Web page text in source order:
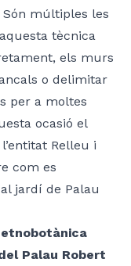
múltiples les
tècnica
els murs
o delimitar
per a moltes
ocasió el
Relleu i
com es
jardí de Palau
Palau Robert